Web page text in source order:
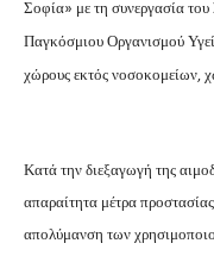
Σοφία» με τη συνεργασία
Παγκόσμιου Οργανισμού
χώρους εκτός νοσοκομείων,
Κατά την διεξαγωγή της
απαραίτητα μέτρα
απολύμανση των